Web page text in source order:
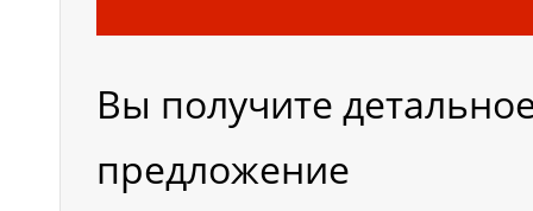
Вольт
Тип
Вы получите
предложение